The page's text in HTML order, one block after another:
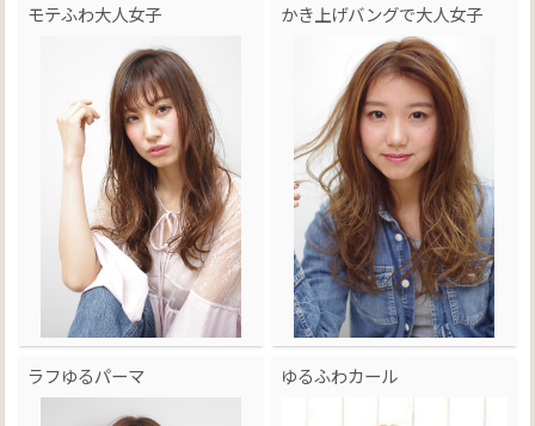
モテふわ大人女子 かき上げバングで大人女子
ラフゆるパーマ ゆるふわカール